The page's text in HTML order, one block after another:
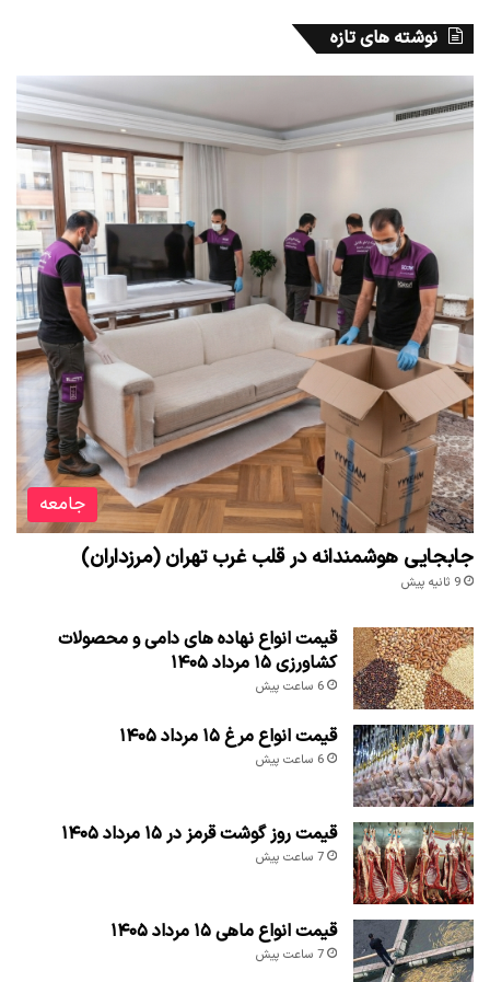
نوشته های تازه
جامعه
جابجایی هوشمندانه در قلب غرب تهران (مرزداران)
9 ثانیه پیش
قیمت انواع نهاده های دامی و محصولات
کشاورزی ۱۵ مرداد ۱۴۰۵
6 ساعت پیش
قیمت انواع مرغ ۱۵ مرداد ۱۴۰۵
6 ساعت پیش
قیمت روز گوشت قرمز در ۱۵ مرداد ۱۴۰۵
7 ساعت پیش
قیمت انواع ماهی ۱۵ مرداد ۱۴۰۵
7 ساعت پیش